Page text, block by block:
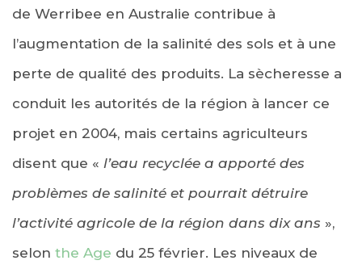
de Werribee en Australie contribue à
l’augmentation de la salinité des sols et à une
perte de qualité des produits. La sècheresse a
conduit les autorités de la région à lancer ce
projet en 2004, mais certains agriculteurs
disent que « l’eau recyclée a apporté des
problèmes de salinité et pourrait détruire
l’activité agricole de la région dans dix ans »,
selon the Age du 25 février. Les niveaux de